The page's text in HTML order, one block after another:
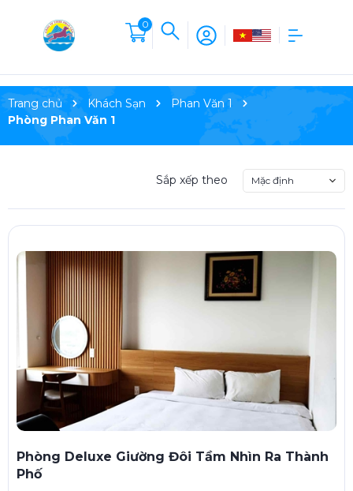
0
Trang chủ Khách Sạn
Phan Văn 1
Phòng Phan Văn 1
Sắp xếp theo Mặc định
Phòng Deluxe Giường Đôi Tầm Nhìn Ra Thành
Phố